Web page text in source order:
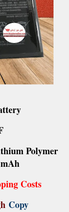
.
Polymer
.
Battery Price
Costs
Copy